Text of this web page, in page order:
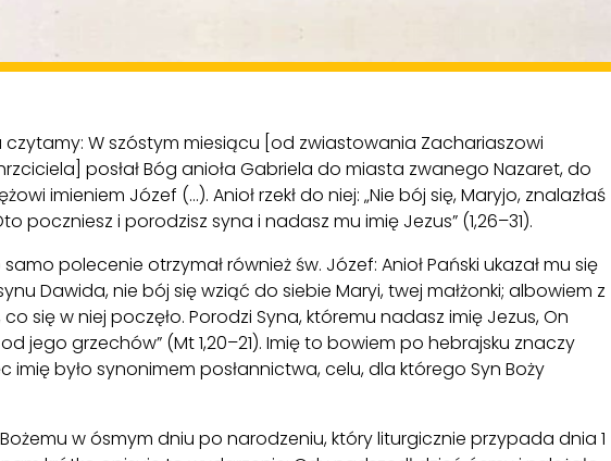
czytamy: W szóstym miesiącu [od zwiastowania Zachariaszowi
posłał Bóg anioła Gabriela do miasta zwanego Nazaret, do
imieniem Józef (...). Anioł rzekł do niej: „Nie bój się, Maryjo, znalazłaś
poczniesz i porodzisz syna i nadasz mu imię Jezus” (1,26–31).
polecenie otrzymał również św. Józef: Anioł Pański ukazał mu się
Dawida, nie bój się wziąć do siebie Maryi, twej małżonki; albowiem z
się w niej poczęło. Porodzi Syna, któremu nadasz imię Jezus, On
jego grzechów” (Mt 1,20–21). Imię to bowiem po hebrajsku znaczy
imię było synonimem posłannictwa, celu, dla którego Syn Boży
w ósmym dniu po narodzeniu, który liturgicznie przypada dnia 1